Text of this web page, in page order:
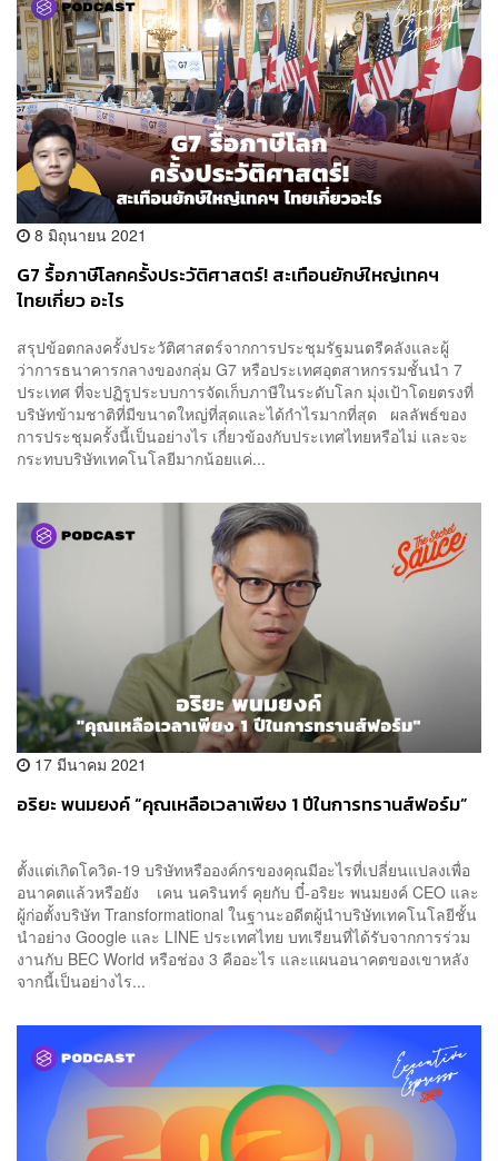
8 มิถุนายน 2021
G7‌ ‌รื้อ‌ภาษี‌โลก‌ครั้ง‌ประวัติศาสตร์‌!‌ ‌สะเทือน‌ยักษ์‌ใหญ่‌เทคฯ‌
‌ไทย‌เกี่ยว‌ อะไร‌
สรุปข้อตกลงครั้งประวัติศาสตร์จากการประชุมรัฐมนตรีคลังและผู้
ว่าการธนาคารกลางของกลุ่ม G7 หรือประเทศอุตสาหกรรมชั้นนำ 7
ประเทศ ที่จะปฏิรูประบบการจัดเก็บภาษีในระดับโลก มุ่งเป้าโดยตรงที่
บริษัทข้ามชาติที่มีขนาดใหญ่ที่สุดและได้กำไรมากที่สุด ผลลัพธ์ของ
การประชุมครั้งนี้เป็นอย่างไร เกี่ยวข้องกับประเทศไทยหรือไม่ และจะ
กระทบบริษัทเทคโนโลยีมากน้อยแค่...
17 มีนาคม 2021
อริยะ พนมยงค์ “คุณเหลือเวลาเพียง 1 ปีในการทรานส์ฟอร์ม”
ตั้งแต่เกิดโควิด-19 บริษัทหรือองค์กรของคุณมีอะไรที่เปลี่ยนแปลงเพื่อ
อนาคตแล้วหรือยัง เคน นครินทร์ คุยกับ บี๋-อริยะ พนมยงค์ CEO และ
ผู้ก่อตั้งบริษัท Transformational ในฐานะอดีตผู้นำบริษัทเทคโนโลยีชั้น
นำอย่าง Google และ LINE ประเทศไทย บทเรียนที่ได้รับจากการร่วม
งานกับ BEC World หรือช่อง 3 คืออะไร และแผนอนาคตของเขาหลัง
จากนี้เป็นอย่างไร...